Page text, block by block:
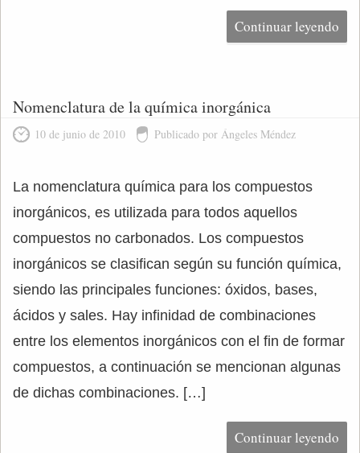
Continuar leyendo
Nomenclatura de la química inorgánica
10 de junio de 2010 Publicado por Ángeles Méndez
La nomenclatura química para los compuestos
inorgánicos, es utilizada para todos aquellos
compuestos no carbonados. Los compuestos
inorgánicos se clasifican según su función química,
siendo las principales funciones: óxidos, bases,
ácidos y sales. Hay infinidad de combinaciones
entre los elementos inorgánicos con el fin de formar
compuestos, a continuación se mencionan algunas
de dichas combinaciones. […]
Continuar leyendo